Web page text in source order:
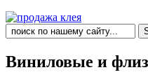
Виниловые и